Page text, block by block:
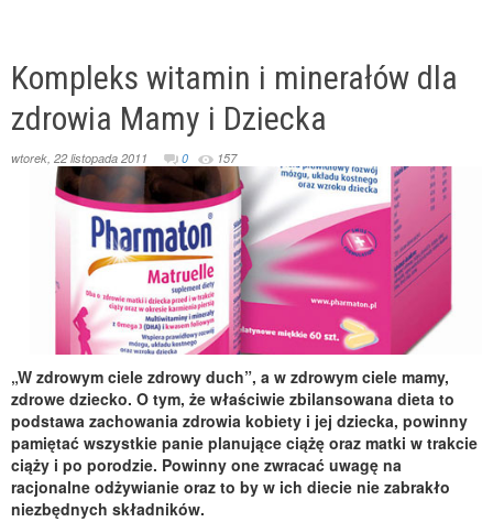
Kompleks witamin i minerałów dla
zdrowia Mamy i Dziecka
wtorek, 22 listopada 2011 0 157
„W zdrowym ciele zdrowy duch”, a w zdrowym ciele mamy,
zdrowe dziecko. O tym, że właściwie zbilansowana dieta to
podstawa zachowania zdrowia kobiety i jej dziecka, powinny
pamiętać wszystkie panie planujące ciążę oraz matki w trakcie
ciąży i po porodzie. Powinny one zwracać uwagę na
racjonalne odżywianie oraz to by w ich diecie nie zabrakło
niezbędnych składników.